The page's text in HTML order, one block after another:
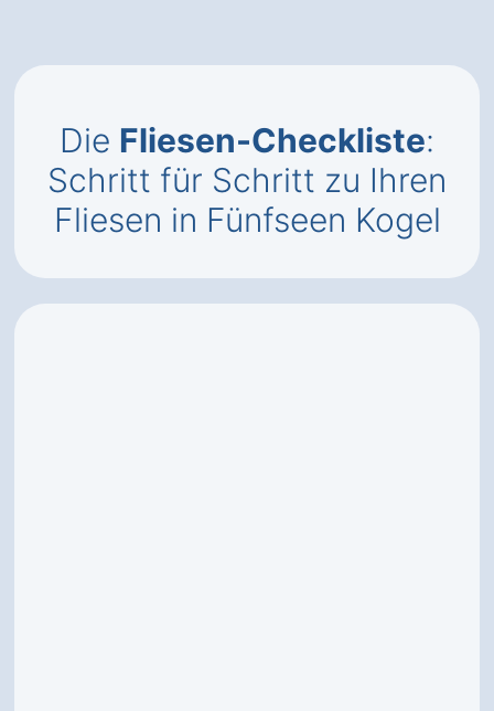
Die Fliesen-Checkliste:
Schritt für Schritt zu Ihren
Fliesen in Fünfseen Kogel